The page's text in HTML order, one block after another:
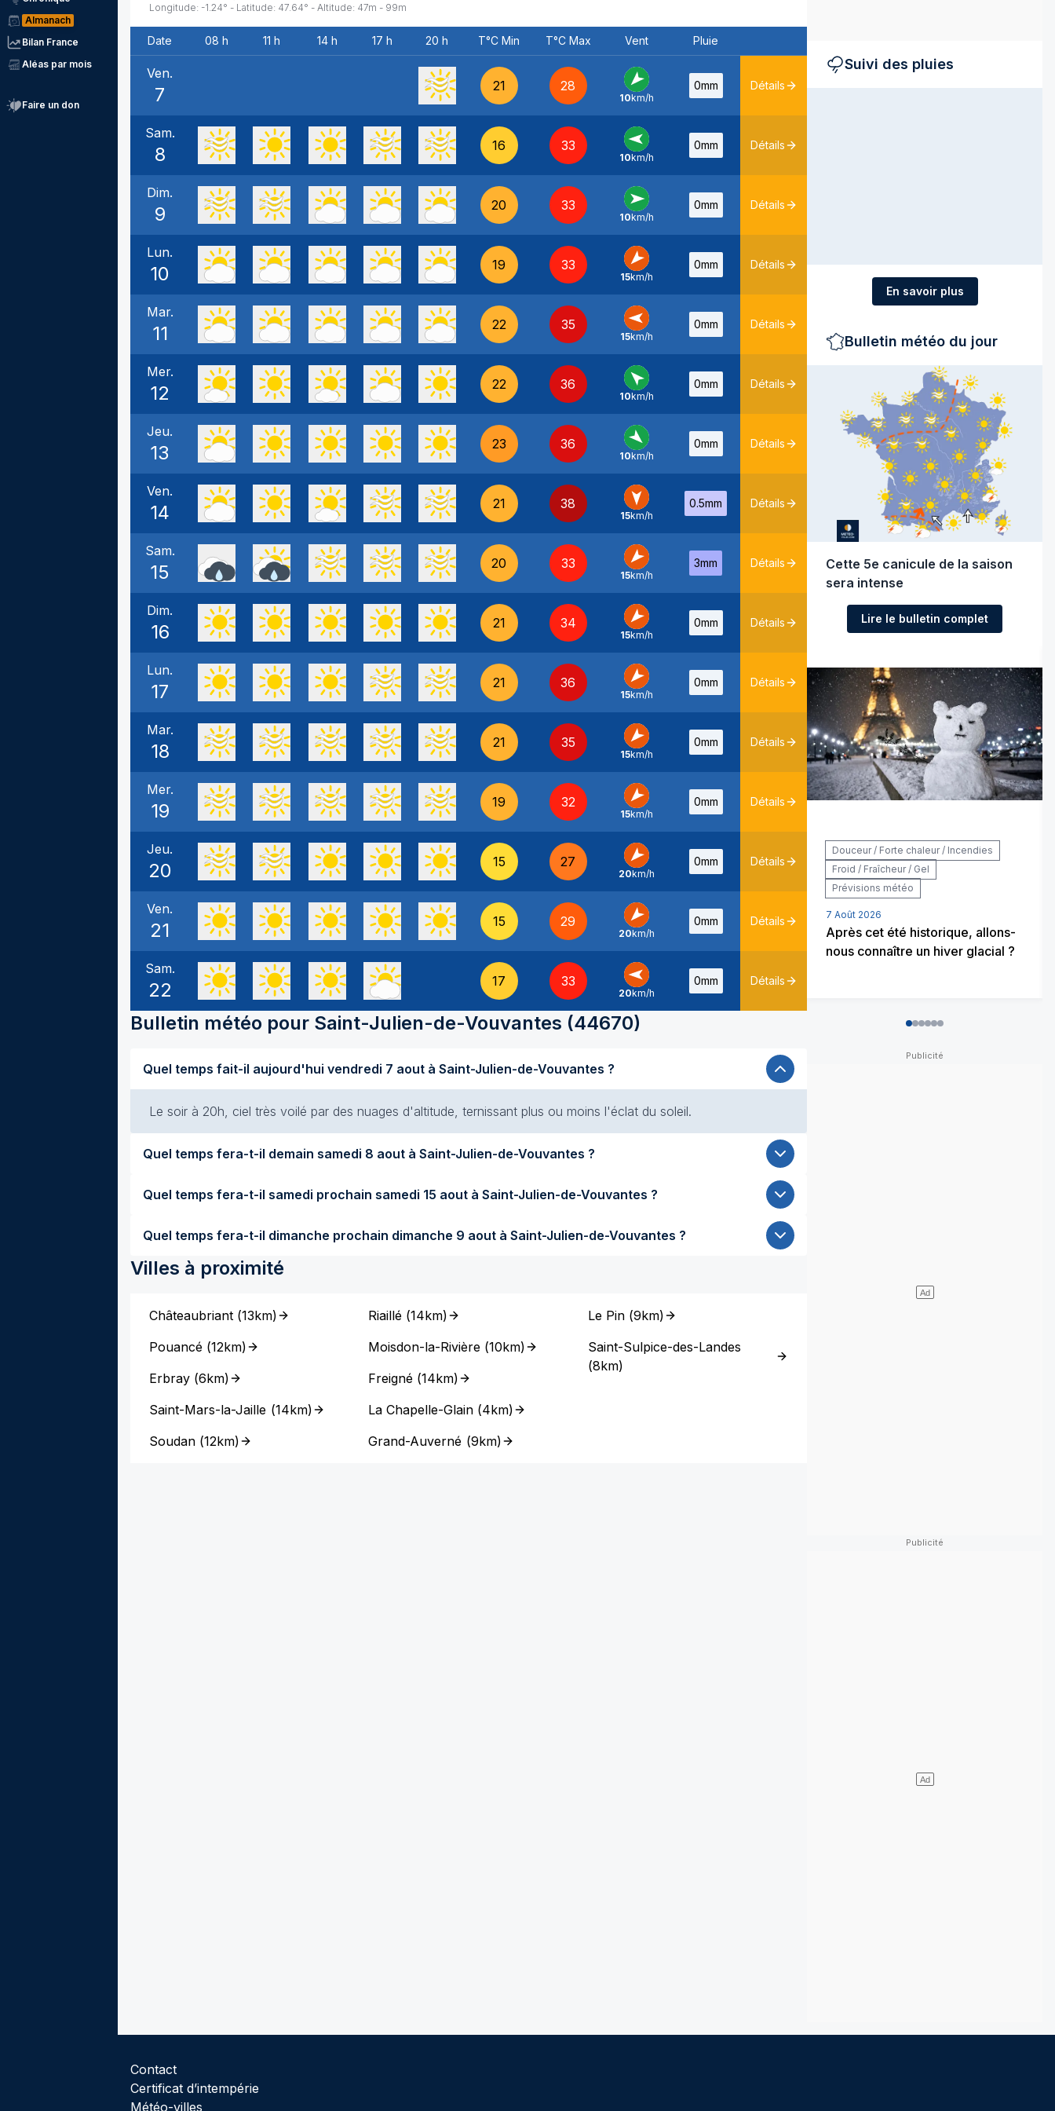
Almanach
Bilan France
Aléas par mois
Faire un don
Longitude: -1.24° - Latitude: 47.64° - Altitude: 47m - 99m
Date 08 h 11 h 14 h 17 h 20 h T°C Min T°C Max Vent Pluie
Ven.
7 21 28
NE -
10km/h
0mm Détails
Sam.
8 16 33
E -
10km/h
0mm Détails
Dim.
9 20 33
O -
10km/h
0mm Détails
Lun.
10 19 33
NE -
15km/h
0mm Détails
Mar.
11 22 35
E -
15km/h
0mm Détails
Mer.
12 22 36
SE -
10km/h
0mm Détails
Jeu.
13 23 36
NO -
10km/h
0mm Détails
Ven.
14 21 38
N -
15km/h
0.5mm Détails
Sam.
15 20 33
NE -
15km/h
3mm Détails
Dim.
16 21 34
NE -
15km/h
0mm Détails
Lun.
17 21 36
NE -
15km/h
0mm Détails
Mar.
18 21 35
NE -
15km/h
0mm Détails
Mer.
19 19 32
NE -
15km/h
0mm Détails
Jeu.
20 15 27
NE -
20km/h
0mm Détails
Ven.
21 15 29
NE -
20km/h
0mm Détails
Sam.
22 17 33
E -
20km/h
0mm Détails
Bulletin météo pour Saint-Julien-de-Vouvantes (44670)
Quel temps fait-il aujourd'hui vendredi 7 aout à Saint-Julien-de-Vouvantes ?
Le soir à 20h, ciel très voilé par des nuages d'altitude, ternissant plus ou moins l'éclat du soleil.
Quel temps fera-t-il demain samedi 8 aout à Saint-Julien-de-Vouvantes ?
Quel temps fera-t-il samedi prochain samedi 15 aout à Saint-Julien-de-Vouvantes ?
Quel temps fera-t-il dimanche prochain dimanche 9 aout à Saint-Julien-de-Vouvantes ?
Villes à proximité
Châteaubriant (13km)
Pouancé (12km)
Erbray (6km)
Saint-Mars-la-Jaille (14km)
Soudan (12km)
Riaillé (14km)
Moisdon-la-Rivière (10km)
Freigné (14km)
La Chapelle-Glain (4km)
Grand-Auverné (9km)
Le Pin(9km)
Saint-Sulpice-des-Landes
(8km)
Suivi des pluies
En savoir plus
Bulletin météo du jour
Cette 5e canicule de la saison
sera intense
Lire le bulletin complet
Douceur / Forte chaleur / Incendies
Froid / Fraîcheur / Gel
Prévisions météo
7 Août 2026
Après cet été historique, allons-
nous connaître un hiver glacial ?
Contact
Certificat d’intempérie
Météo-villes